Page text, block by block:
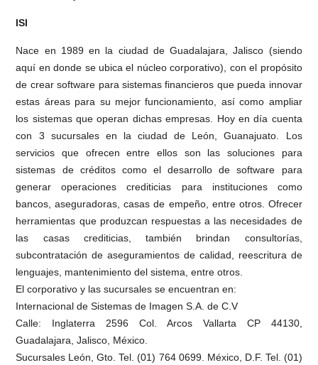
ISI
Nace en 1989 en la ciudad de Guadalajara, Jalisco (siendo
aquí en donde se ubica el núcleo corporativo), con el propósito
de crear software para sistemas financieros que pueda innovar
estas áreas para su mejor funcionamiento, así como ampliar
los sistemas que operan dichas empresas. Hoy en día cuenta
con 3 sucursales en la ciudad de León, Guanajuato. Los
servicios que ofrecen entre ellos son las soluciones para
sistemas de créditos como el desarrollo de software para
generar operaciones crediticias para instituciones como
bancos, aseguradoras, casas de empeño, entre otros. Ofrecer
herramientas que produzcan respuestas a las necesidades de
las casas crediticias, también brindan consultorías,
subcontratación de aseguramientos de calidad, reescritura de
lenguajes, mantenimiento del sistema, entre otros.
El corporativo y las sucursales se encuentran en:
Internacional de Sistemas de Imagen S.A. de C.V
Calle: Inglaterra 2596 Col. Arcos Vallarta CP 44130,
Guadalajara, Jalisco, México.
Sucursales León, Gto. Tel. (01) 764 0699. México, D.F. Tel. (01)